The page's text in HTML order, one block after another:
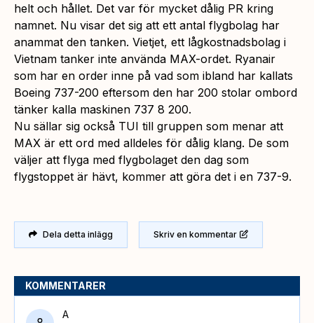
helt och hållet. Det var för mycket dålig PR kring
namnet. Nu visar det sig att ett antal flygbolag har
anammat den tanken. Vietjet, ett lågkostnadsbolag i
Vietnam tanker inte använda MAX-ordet. Ryanair
som har en order inne på vad som ibland har kallats
Boeing 737-200 eftersom den har 200 stolar ombord
tänker kalla maskinen 737 8 200.
Nu sällar sig också TUI till gruppen som menar att
MAX är ett ord med alldeles för dålig klang. De som
väljer att flyga med flygbolaget den dag som
flygstoppet är hävt, kommer att göra det i en 737-9.
Dela detta inlägg Skriv en kommentar
KOMMENTARER
A